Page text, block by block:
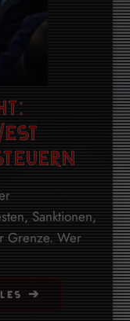
Sanktionen,
Grenze. Wer
➔